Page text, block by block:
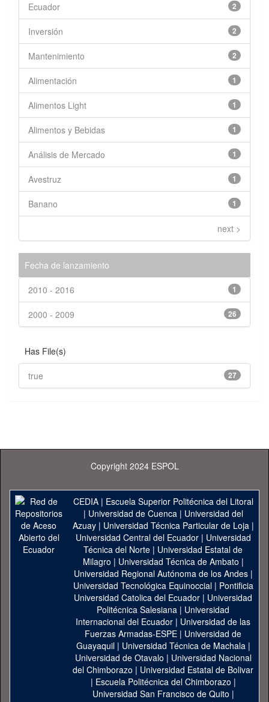
2
Ecuador
2
Inversión
2
Mantenimiento
1
Alimentación
1
Alimentos Light
1
Alimentos y Bebidas
1
Análisis de Mercado
1
Avestruz
1
Banano
next >
Fecha de lanzamiento
1
2010 - 2016
26
2000 - 2009
Has File(s)
27
true
Copyright 2024 ESPOL
CEDIA| Escuela Superior Politécnica del Litoral
| Universidad de Cuenca| Universidad del
Azuay| Universidad Técnica Particular de Loja|
Universidad Central del Ecuador| Universidad
Técnica del Norte | Universidad Estatal de
Milagro | Universidad Técnica de Ambato |
Universidad Regional Autónoma de los Andes|
Universidad Tecnológica Equinoccial| Pontificia
Universidad Catolica del Ecuador | Universidad
Politécnica Salesiana | Universidad
Internacional del Ecuador | Universidad de las
Fuerzas Armadas-ESPE | Universidad de
Guayaquil| Universidad Técnica de Machala|
Universidad de Otavalo | Universidad Nacional
del Chimborazo | Universidad Estatal de Bolivar
| Escuela Politécnica del Chimborazo |
Universidad San Francisco de Quito |